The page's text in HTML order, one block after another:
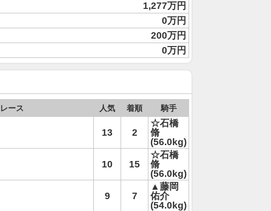
1,277万円
0万円
200万円
0万円
レース 人気 着順 騎手
13 2
☆石橋
脩
(56.0kg)
10 15
☆石橋
脩
(56.0kg)
9 7
▲藤岡
佑介
(54.0kg)